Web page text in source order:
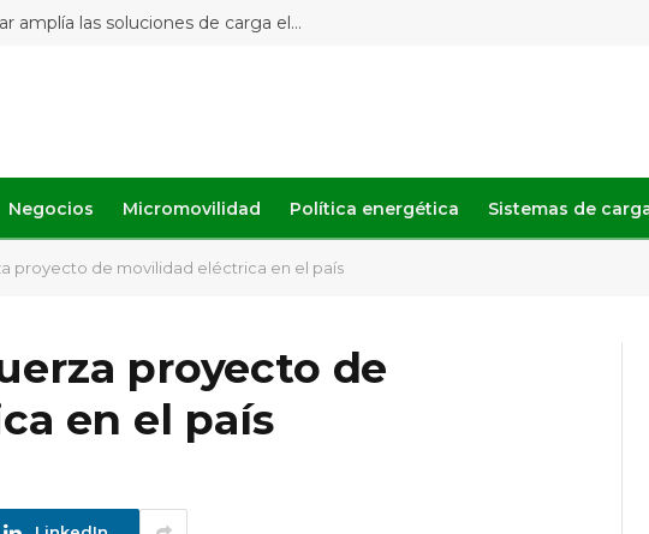
Del hogar a la industria: Sipar amplía las soluciones de carga eléctrica
Negocios Micromovilidad Política energética Sistemas de
proyecto de movilidad eléctrica en el país
proyecto de
en el país